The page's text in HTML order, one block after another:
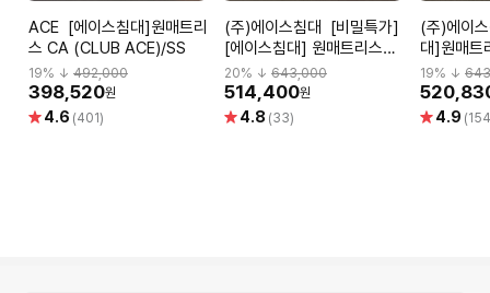
ACE [에이스침대]원매트리
스 CA (CLUB ACE)/SS
19% ↓ 492,000
398,520원
별 4.6 (401)
(주)에이스침대 [비밀특가]
[에이스침대] 원매트리스
CA2(CLUB ACE2)/SS(슈
퍼싱글사이즈)
20% ↓643,000
514,400원
별 4.8 (33)
(주)에이스침대
대]원매
ACE2)/SS
19% ↓
별 4.9